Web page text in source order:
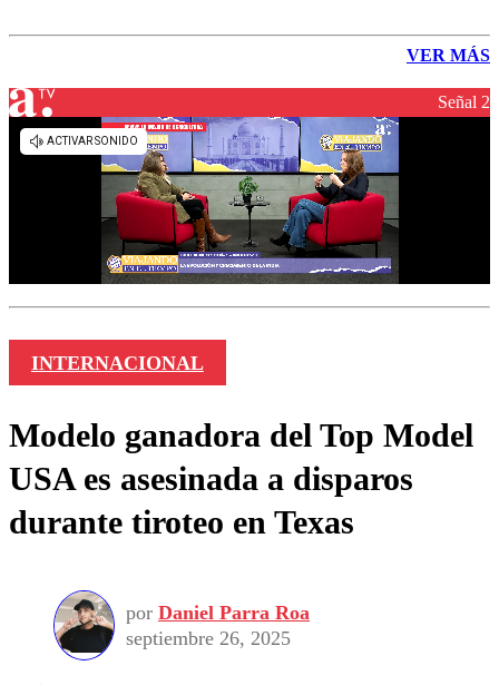
VER MÁS
Señal 2
INTERNACIONAL
Modelo ganadora del Top Model
USA es asesinada a disparos
durante tiroteo en Texas
por Daniel Parra Roa
septiembre 26, 2025